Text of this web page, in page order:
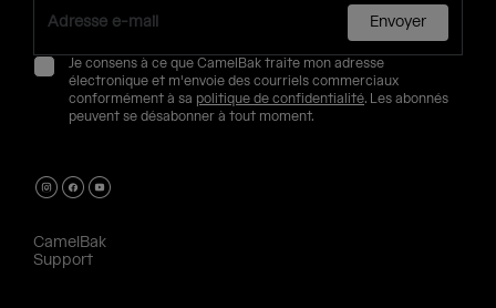
Envoyer
Je consens à ce que CamelBak traite mon adresse
électronique et m'envoie des courriels commerciaux
conformément à sa politique de confidentialité. Les abonnés
peuvent se désabonner à tout moment.
CamelBak
Support